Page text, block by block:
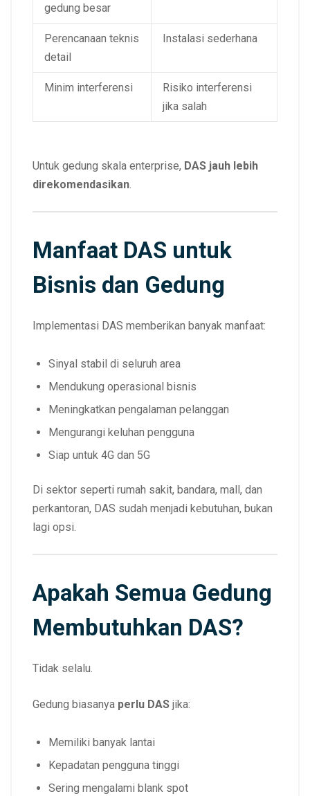
gedung besar
Perencanaan teknis
detail
Instalasi sederhana
Minim interferensi
Risiko interferensi
jika salah
Untuk gedung skala enterprise, DAS jauh lebih
direkomendasikan
Manfaat DAS untuk
Bisnis dan Gedung
Implementasi DAS memberikan banyak manfaat:
Sinyal stabil di seluruh area
Mendukung operasional bisnis
Meningkatkan pengalaman pelanggan
Mengurangi keluhan pengguna
Siap untuk 4G dan 5G
Di sektor seperti rumah sakit, bandara, mall, dan
perkantoran, DAS sudah menjadi kebutuhan, bukan
lagi opsi.
Apakah Semua Gedung
Membutuhkan DAS?
Tidak selalu.
Gedung biasanya perlu DAS jika:
Memiliki banyak lantai
Kepadatan pengguna tinggi
Sering mengalami blank spot